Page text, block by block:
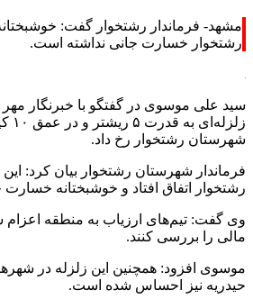
رشتخوار خسارت جانی نداشته است.
سید علی موسوی در گفتگو با خبرنگار
شهرستان رشتخوار رخ داد.
رشتخوار اتفاق افتاد و خوشبختانه
وی گفت: تیم‌های ارزیاب به منطقه
مالی را بررسی کنند.
موسوی افزود: همچنین این زلزله در
حیدریه نیز احساس شده است.